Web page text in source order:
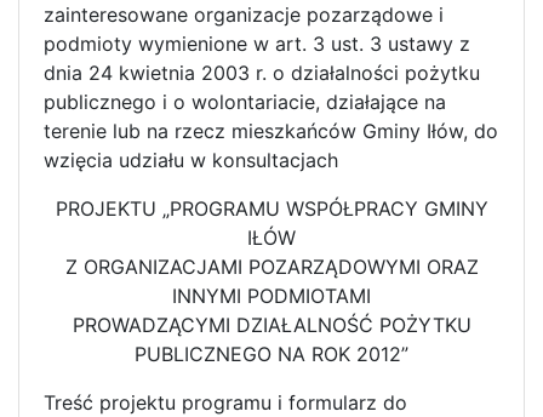
zainteresowane organizacje pozarządowe i
podmioty wymienione w art. 3 ust. 3 ustawy z
dnia 24 kwietnia 2003 r. o działalności pożytku
publicznego i o wolontariacie, działające na
terenie lub na rzecz mieszkańców Gminy Iłów, do
wzięcia udziału w konsultacjach
PROJEKTU „PROGRAMU WSPÓŁPRACY GMINY
IŁÓW
Z ORGANIZACJAMI POZARZĄDOWYMI ORAZ
INNYMI PODMIOTAMI
PROWADZĄCYMI DZIAŁALNOŚĆ POŻYTKU
PUBLICZNEGO NA ROK 2012”
Treść projektu programu i formularz do